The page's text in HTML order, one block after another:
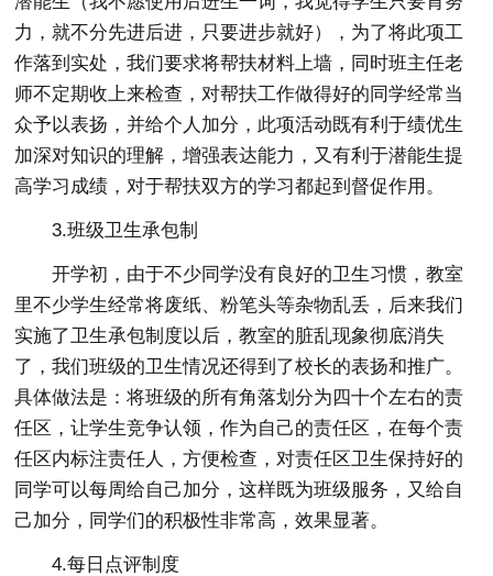
力，就不分先进后进，只要进步就好），为了将此项工
作落到实处，我们要求将帮扶材料上墙，同时班主任老
师不定期收上来检查，对帮扶工作做得好的同学经常当
众予以表扬，并给个人加分，此项活动既有利于绩优生
加深对知识的理解，增强表达能力，又有利于潜能生提
高学习成绩，对于帮扶双方的学习都起到督促作用。
3.班级卫生承包制
开学初，由于不少同学没有良好的卫生习惯，教室
里不少学生经常将废纸、粉笔头等杂物乱丢，后来我们
实施了卫生承包制度以后，教室的脏乱现象彻底消失
了，我们班级的卫生情况还得到了校长的表扬和推广。
具体做法是：将班级的所有角落划分为四十个左右的责
任区，让学生竞争认领，作为自己的责任区，在每个责
任区内标注责任人，方便检查，对责任区卫生保持好的
同学可以每周给自己加分，这样既为班级服务，又给自
己加分，同学们的积极性非常高，效果显著。
4.每日点评制度